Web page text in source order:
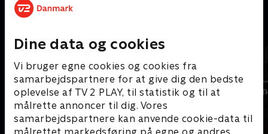
Dine data og cookies
Vi bruger egne cookies og cookies fra
samarbejdspartnere for at give dig den bedste
oplevelse af TV 2 PLAY, til statistik og til at
målrette annoncer til dig. Vores
samarbejdspartnere kan anvende cookie-data til